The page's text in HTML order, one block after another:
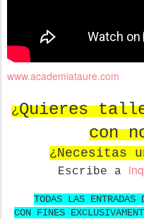
www.academiataure.com
¿Quieres
con
¿Necesitas
Escribe a in
TODAS LAS ENTRADAS
CON FINES